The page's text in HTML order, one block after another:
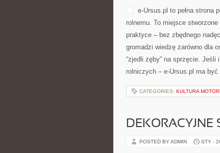
e-Ursus.pl to pełna strona
rolnemu. To miejsce
praktyce – bez zbędnego
gromadzi wiedzę zarówno dla
“zjedli zęby” na sprzęcie.
rolniczych – e-Ursus.pl ma
CATEGORIES: KULTURA
DEKORACYJNE
POSTED BY ADMIN STY -